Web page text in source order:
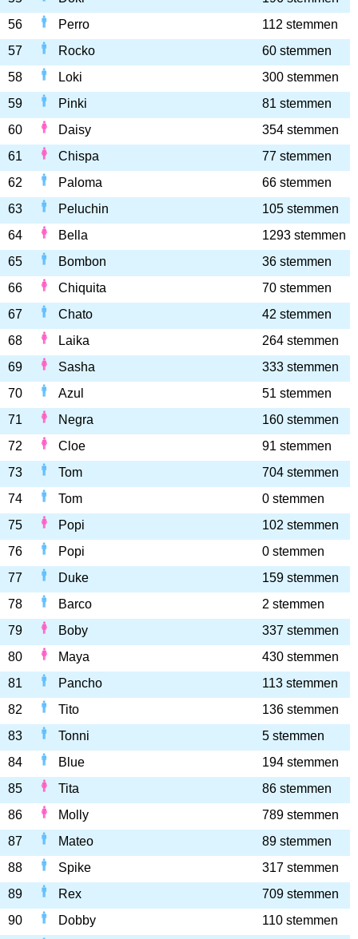
56
Perro
112 stemmen
57
Rocko
60 stemmen
58
Loki
300 stemmen
59
Pinki
81 stemmen
60
Daisy
354 stemmen
61
Chispa
77 stemmen
62
Paloma
66 stemmen
63
Peluchin
105 stemmen
64
Bella
1293 stemmen
65
Bombon
36 stemmen
66
Chiquita
70 stemmen
67
Chato
42 stemmen
68
Laika
264 stemmen
69
Sasha
333 stemmen
70
Azul
51 stemmen
71
Negra
160 stemmen
72
Cloe
91 stemmen
73
Tom
704 stemmen
74
Tom
0 stemmen
75
Popi
102 stemmen
76
Popi
0 stemmen
77
Duke
159 stemmen
78
Barco
2 stemmen
79
Boby
337 stemmen
80
Maya
430 stemmen
81
Pancho
113 stemmen
82
Tito
136 stemmen
83
Tonni
5 stemmen
84
Blue
194 stemmen
85
Tita
86 stemmen
86
Molly
789 stemmen
87
Mateo
89 stemmen
88
Spike
317 stemmen
89
Rex
709 stemmen
90
Dobby
110 stemmen